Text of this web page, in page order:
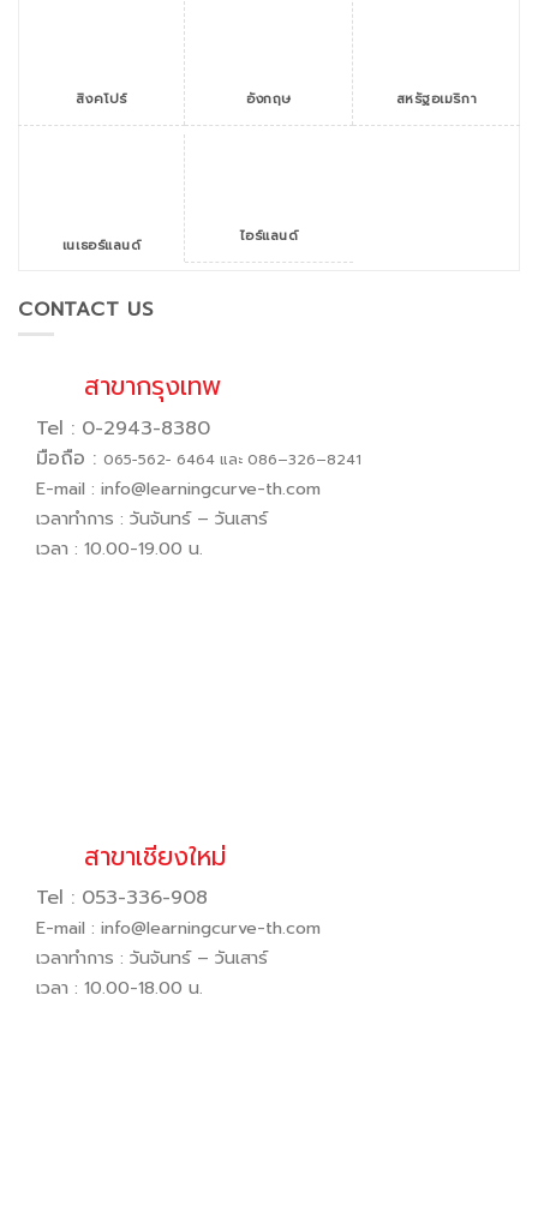
สิงคโปร์ อังกฤษ สหรัฐอเมริกา
เนเธอร์แลนด์ ไอร์แลนด์
CONTACT US
สาขากรุงเทพ
Tel : 0-2943-8380
มือถือ : 065−562− 6464 และ 086–326–8241
E-mail : info@learningcurve-th.com
เวลาทำการ : วันจันทร์ – วันเสาร์
เวลา : 10.00-19.00 น.
สาขาเชียงใหม่
Tel : 053-336-908
E-mail : info@learningcurve-th.com
เวลาทำการ : วันจันทร์ – วันเสาร์
เวลา : 10.00-18.00 น.